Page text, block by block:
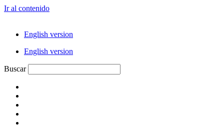
Ir al contenido
English version
English version
Buscar